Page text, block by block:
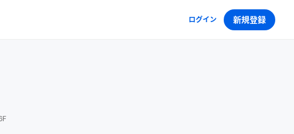
ログイン 新規登録